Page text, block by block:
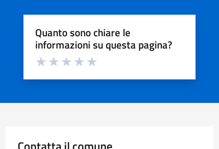
Quanto sono chiare le
informazioni su questa pagina?
Valuta da 1 a 5 stelle la pagina